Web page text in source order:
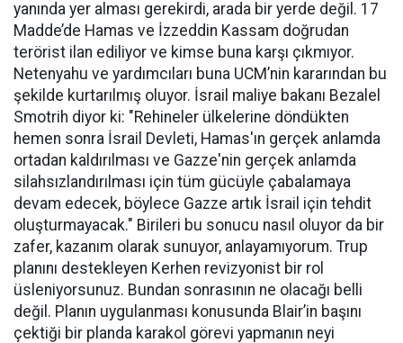
yanında yer alması gerekirdi, arada bir yerde değil. 17
Madde’de Hamas ve İzzeddin Kassam doğrudan
terörist ilan ediliyor ve kimse buna karşı çıkmıyor.
Netenyahu ve yardımcıları buna UCM’nin kararından bu
şekilde kurtarılmış oluyor. İsrail maliye bakanı Bezalel
Smotrih diyor ki: "Rehineler ülkelerine döndükten
hemen sonra İsrail Devleti, Hamas'ın gerçek anlamda
ortadan kaldırılması ve Gazze'nin gerçek anlamda
silahsızlandırılması için tüm gücüyle çabalamaya
devam edecek, böylece Gazze artık İsrail için tehdit
oluşturmayacak." Birileri bu sonucu nasıl oluyor da bir
zafer, kazanım olarak sunuyor, anlayamıyorum. Trup
planını destekleyen Kerhen revizyonist bir rol
üsleniyorsunuz. Bundan sonrasının ne olacağı belli
değil. Planın uygulanması konusunda Blair’in başını
çektiği bir planda karakol görevi yapmanın neyi